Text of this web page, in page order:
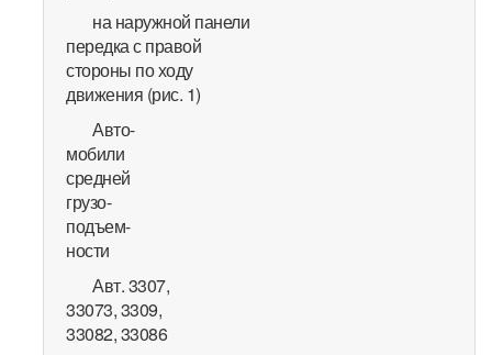
на наружной панели
передка с правой
стороны по ходу
движения (рис. 1)
Авто-
мобили
средней
грузо-
подъем-
ности
Авт. 3307,
33073, 3309,
33082, 33086